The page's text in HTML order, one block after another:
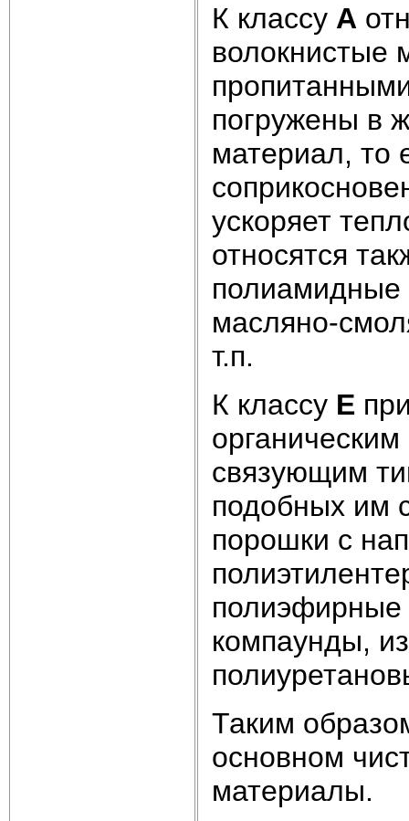
К классу А
волокнистые
погружены в
материал, то
ускоряет
относятся
полиамидные
масляно-
т.п.
К классу Е
связующим
подобных им
порошки с
полиэфирные
компаунды,
Таким
основном
материалы.